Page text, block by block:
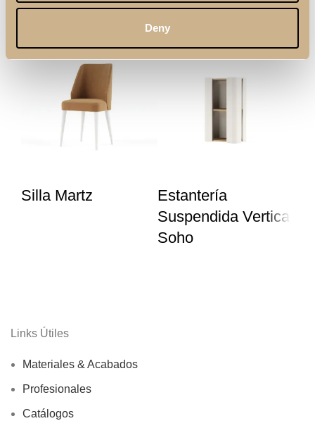
Deny
PRODUCTOS RELACIONADOS
Silla Martz
Estantería
Suspendida Vertical
Soho
Links Útiles
Materiales & Acabados
Profesionales
Catálogos